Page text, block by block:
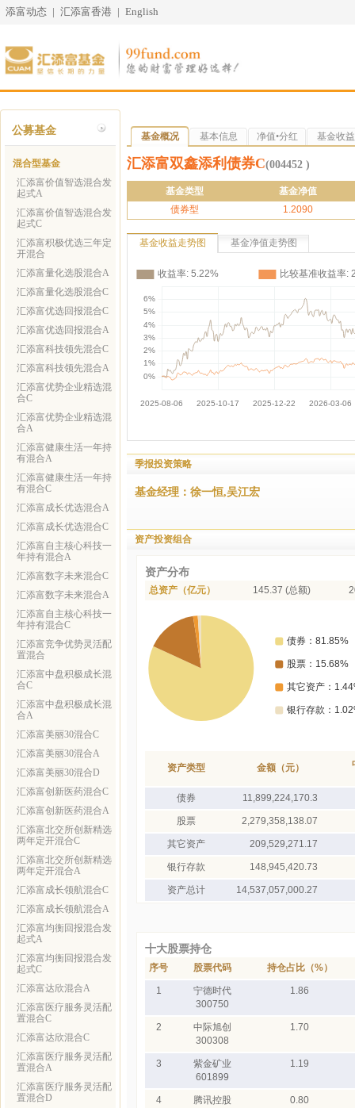
添富动态 | 汇添富香港 | English
公募基金
混合型基金
汇添富价值智选混合发
起式A
汇添富价值智选混合发
起式C
汇添富积极优选三年定
开混合
汇添富量化选股混合A
汇添富量化选股混合C
汇添富优选回报混合C
汇添富优选回报混合A
汇添富科技领先混合C
汇添富科技领先混合A
汇添富优势企业精选混
合C
汇添富优势企业精选混
合A
汇添富健康生活一年持
有混合A
汇添富健康生活一年持
有混合C
汇添富成长优选混合A
汇添富成长优选混合C
汇添富自主核心科技一
年持有混合A
汇添富数字未来混合C
汇添富数字未来混合A
汇添富自主核心科技一
年持有混合C
汇添富竞争优势灵活配
置混合
汇添富中盘积极成长混
合C
汇添富中盘积极成长混
合A
汇添富美丽30混合C
汇添富美丽30混合A
汇添富美丽30混合D
汇添富创新医药混合C
汇添富创新医药混合A
汇添富北交所创新精选
两年定开混合C
汇添富北交所创新精选
两年定开混合A
汇添富成长领航混合C
汇添富成长领航混合A
汇添富均衡回报混合发
起式A
汇添富均衡回报混合发
起式C
汇添富达欣混合A
汇添富医疗服务灵活配
置混合C
汇添富达欣混合C
汇添富医疗服务灵活配
置混合A
汇添富医疗服务灵活配
置混合D
基金概况 基本信息 净值•分红 基金收益
汇添富双鑫添利债券C(004452 )
基金类型
基金净值
债券型
1.2090
基金收益走势图 基金净值走势图
季报投资策略
基金经理：徐一恒,吴江宏
资产投资组合
资产分布
总资产（亿元） 145.37 (总额)
资产类型 金额（元）
债券 11,899,224,170.3
股票 2,279,358,138.07
其它资产 209,529,271.17
银行存款 148,945,420.73
资产总计 14,537,057,000.27
十大股票持仓
序号 股票代码 持仓占比（%）
1
宁德时代
300750
1.86
2
中际旭创
300308
1.70
3
紫金矿业
601899
1.19
4
腾讯控股
0.80